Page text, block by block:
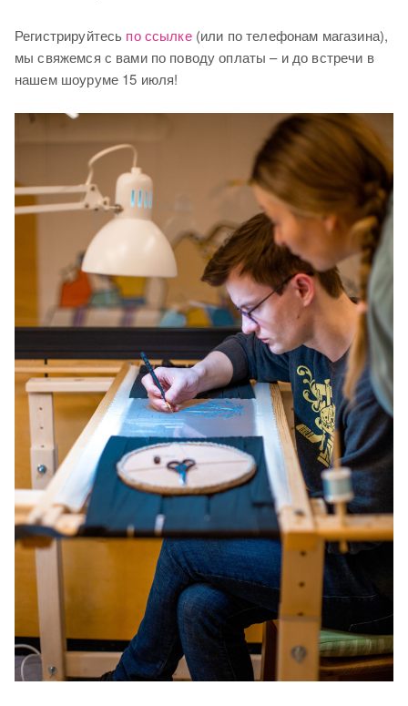
Регистрируйтесь по ссылке(или по телефонам магазина),
мы свяжемся с вами по поводу оплаты – и до встречи в
нашем шоуруме 15 июля!